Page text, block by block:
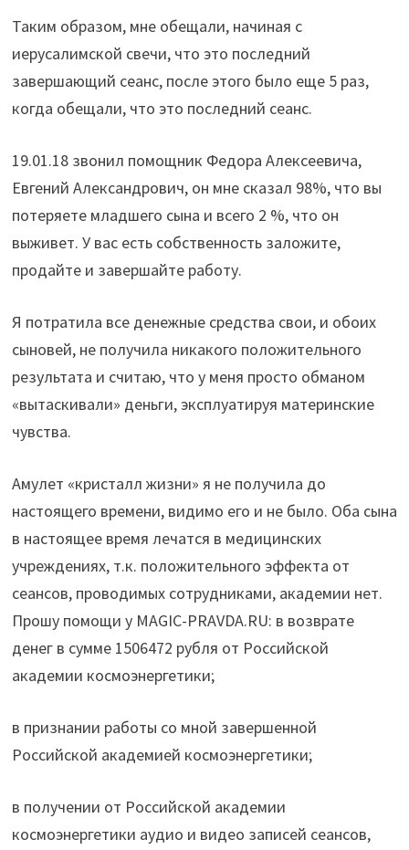
Таким образом, мне обещали, начиная с
иерусалимской свечи, что это последний
завершающий сеанс, после этого было еще 5 раз,
когда обещали, что это последний сеанс.
19.01.18 звонил помощник Федора Алексеевича,
Евгений Александрович, он мне сказал 98%, что вы
потеряете младшего сына и всего 2 %, что он
выживет. У вас есть собственность заложите,
продайте и завершайте работу.
Я потратила все денежные средства свои, и обоих
сыновей, не получила никакого положительного
результата и считаю, что у меня просто обманом
«вытаскивали» деньги, эксплуатируя материнские
чувства.
Амулет «кристалл жизни» я не получила до
настоящего времени, видимо его и не было. Оба сына
в настоящее время лечатся в медицинских
учреждениях, т.к. положительного эффекта от
сеансов, проводимых сотрудниками, академии нет.
Прошу помощи у MAGIC-PRAVDA.RU: в возврате
денег в сумме 1506472 рубля от Российской
академии космоэнергетики;
в признании работы со мной завершенной
Российской академией космоэнергетики;
в получении от Российской академии
космоэнергетики аудио и видео записей сеансов,